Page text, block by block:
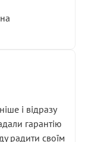
і відразу
гарантію
радити своїм